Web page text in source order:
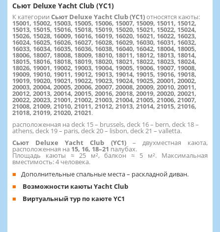
Сьют Deluxe Yacht Club (YC1)
К категории Сьют Deluxe Yacht Club (YC1)относятся каюты:
15001, 15002, 15003, 15005, 15006, 15007, 15009, 15011, 15012,
15013, 15015, 15016, 15018, 15019, 15020, 15021, 15022, 15024,
15026, 15028, 16009, 16016, 16019, 16020, 16021, 16022, 16023,
16024, 16025, 16026, 16027, 16028, 16029, 16030, 16031, 16032,
16033, 16034, 16035, 16036, 16038, 16040, 16042, 18004, 18005,
18006, 18007, 18008, 18009, 18010, 18011, 18012, 18013, 18014,
18015, 18016, 18018, 18019, 18020, 18021, 18022, 18023, 18024,
18026, 19001, 19002, 19003, 19004, 19005, 19006, 19007, 19008,
19009, 19010, 19011, 19012, 19013, 19014, 19015, 19016, 19018,
19019, 19020, 19021, 19022, 19023, 19024, 19025, 20001, 20002,
20003, 20004, 20005, 20006, 20007, 20008, 20009, 20010, 20011,
20012, 20013, 20014, 20015, 20016, 20018, 20019, 20020, 20021,
20022, 20023, 21001, 21002, 21003, 21004, 21005, 21006, 21007,
21008, 21009, 21010, 21011, 21012, 21013, 21014, 21015, 21016,
21018, 21019, 21020, 21021.
расположенная на deck 15 – brussels, deck 16 – bern, deck 18 –
athens, deck 19 – paris, deck 20 – lisbon, deck 21 – valletta.
Сьют Deluxe Yacht Club (YC1) – двухместная каюта,
расположенная на 15, 16, 18–21 палубах.
Площадь каюты ≈ 25 м², балкон ≈ 5 м². Максимальная
вместимость: 4 человека.
Дополнительные спальные места – раскладной диван.
Возможности каюты Yacht Club
Виртуальный тур по каюте YC1